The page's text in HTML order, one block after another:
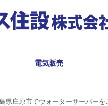
電気販売
島県庄原市でウォーターサーバー